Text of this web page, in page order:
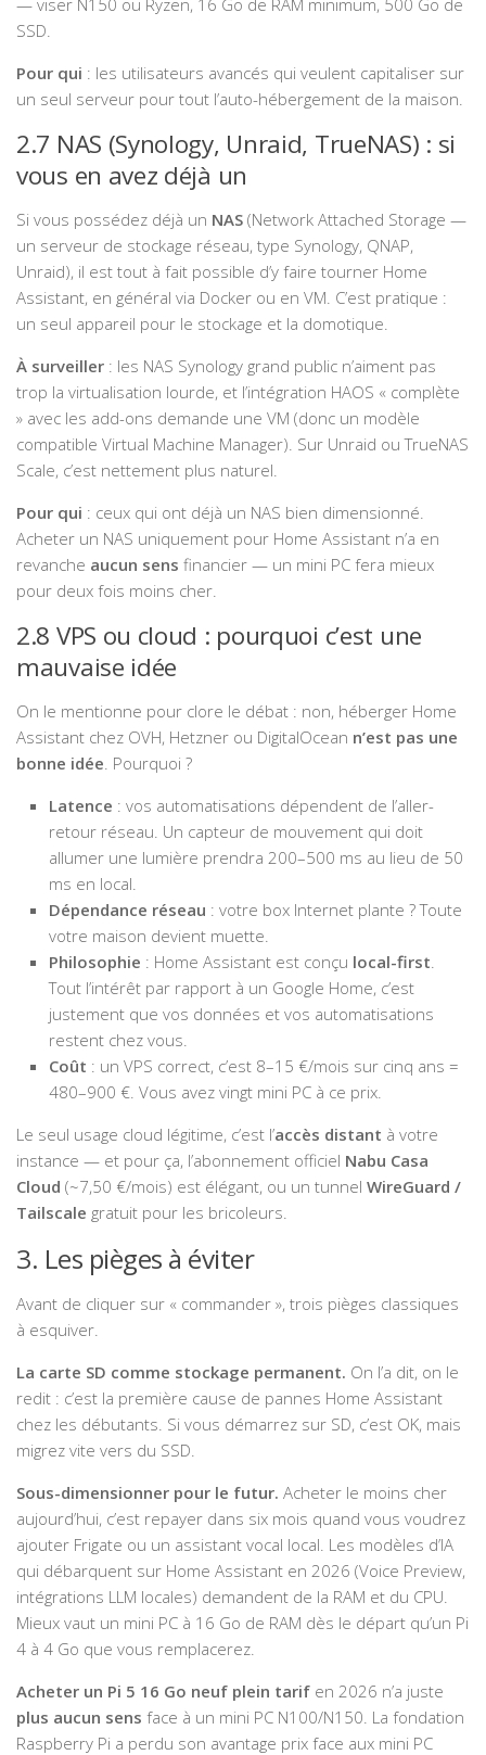
SSD.
Pour qui : les utilisateurs avancés qui veulent capitaliser sur
un seul serveur pour tout l’auto-hébergement de la maison.
2.7 NAS (Synology, Unraid, TrueNAS) : si
vous en avez déjà un
Si vous possédez déjà un NAS (Network Attached Storage —
un serveur de stockage réseau, type Synology, QNAP,
Unraid), il est tout à fait possible d’y faire tourner Home
Assistant, en général via Docker ou en VM. C’est pratique :
un seul appareil pour le stockage et la domotique.
À surveiller : les NAS Synology grand public n’aiment pas
trop la virtualisation lourde, et l’intégration HAOS « complète
» avec les add-ons demande une VM (donc un modèle
compatible Virtual Machine Manager). Sur Unraid ou TrueNAS
Scale, c’est nettement plus naturel.
Pour qui : ceux qui ont déjà un NAS bien dimensionné.
Acheter un NAS uniquement pour Home Assistant n’a en
revanche aucun sens financier — un mini PC fera mieux
pour deux fois moins cher.
2.8 VPS ou cloud : pourquoi c’est une
mauvaise idée
On le mentionne pour clore le débat : non, héberger Home
Assistant chez OVH, Hetzner ou DigitalOcean n’est pas une
bonne idée . Pourquoi ?
Latence : vos automatisations dépendent de l’aller-
retour réseau. Un capteur de mouvement qui doit
allumer une lumière prendra 200–500 ms au lieu de 50
ms en local.
Dépendance réseau : votre box Internet plante ? Toute
votre maison devient muette.
Philosophie : Home Assistant est conçu local-first
Tout l’intérêt par rapport à un Google Home, c’est
justement que vos données et vos automatisations
restent chez vous.
Coût : un VPS correct, c’est 8–15 €/mois sur cinq ans =
480–900 €. Vous avez vingt mini PC à ce prix.
Le seul usage cloud légitime, c’est l’accès distant à votre
instance — et pour ça, l’abonnement officiel Nabu Casa
Cloud (~7,50 €/mois) est élégant, ou un tunnel WireGuard /
Tailscale gratuit pour les bricoleurs.
3. Les pièges à éviter
Avant de cliquer sur « commander », trois pièges classiques
à esquiver.
La carte SD comme stockage permanent. On l’a dit, on le
redit : c’est la première cause de pannes Home Assistant
chez les débutants. Si vous démarrez sur SD, c’est OK, mais
migrez vite vers du SSD.
Sous-dimensionner pour le futur. Acheter le moins cher
aujourd’hui, c’est repayer dans six mois quand vous voudrez
ajouter Frigate ou un assistant vocal local. Les modèles d’IA
qui débarquent sur Home Assistant en 2026 (Voice Preview,
intégrations LLM locales) demandent de la RAM et du CPU.
Mieux vaut un mini PC à 16 Go de RAM dès le départ qu’un Pi
4 à 4 Go que vous remplacerez.
Acheter un Pi 5 16 Go neuf plein tarif en 2026 n’a juste
plus aucun sens face à un mini PC N100/N150. La fondation
Raspberry Pi a perdu son avantage prix face aux mini PC